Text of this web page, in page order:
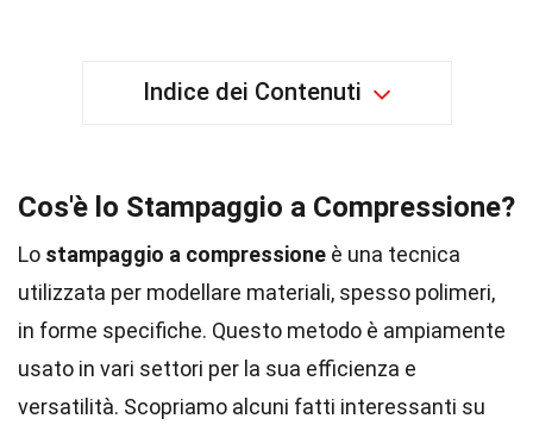
Indice dei Contenuti
Cos'è lo Stampaggio a Compressione?
Lo stampaggio a compressione è una tecnica
utilizzata per modellare materiali, spesso polimeri,
in forme specifiche. Questo metodo è ampiamente
usato in vari settori per la sua efficienza e
versatilità. Scopriamo alcuni fatti interessanti su